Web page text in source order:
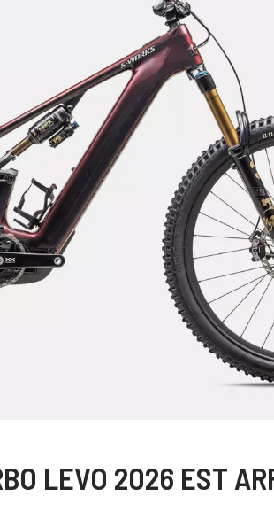
LEVO 2026 EST